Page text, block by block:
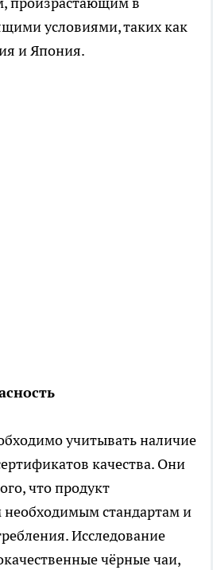
условиями, таких как
и Япония.
учитывать наличие
качества. Они
что продукт
необходимым стандартам и
Исследование
чёрные чаи,